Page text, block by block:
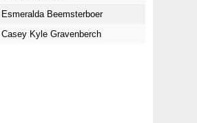
Esmeralda Beemsterboer
Casey Kyle Gravenberch